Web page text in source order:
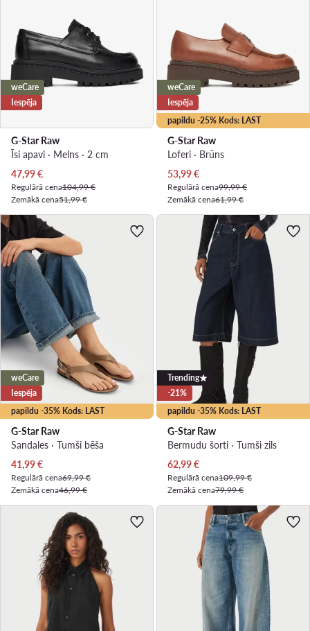
weCare
Iespēja
G-Star Raw
Īsi apavi · Melns · 2 cm
Pašreizējā cena
47,99€
Regulārā cena104,99 €
Zemākā cena51,99 €
papildu -25% Kods: LAST
weCare
Iespēja
G-Star Raw
Loferi · Brūns
Pašreizējā cena
53,99€
Regulārā cena99,99 €
Zemākā cena61,99 €
papildu -35% Kods: LAST
weCare
Iespēja
G-Star Raw
Sandales · Tumši bēša
Pašreizējā cena
41,99€
Regulārā cena69,99 €
Zemākā cena46,99 €
papildu -35% Kods: LAST
Trending
-21%
G-Star Raw
Bermudu šorti · Tumši zils
Pašreizējā cena
62,99€
Regulārā cena109,99 €
Zemākā cena79,99 €